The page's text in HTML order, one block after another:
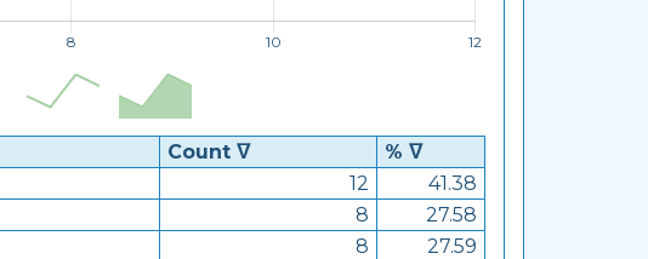
Count ᐁ
% ᐁ
12
41.38
8
27.58
8
27.59